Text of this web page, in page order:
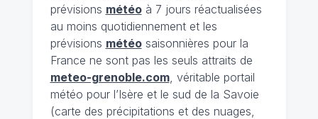
prévisions météoà 7 jours réactualisées
au moins quotidiennement et les
prévisions météosaisonnières pour la
France ne sont pas les seuls attraits de
meteo-grenoble.com, véritable portail
météo pour l’Isère et le sud de la Savoie
(carte des précipitations et des nuages,